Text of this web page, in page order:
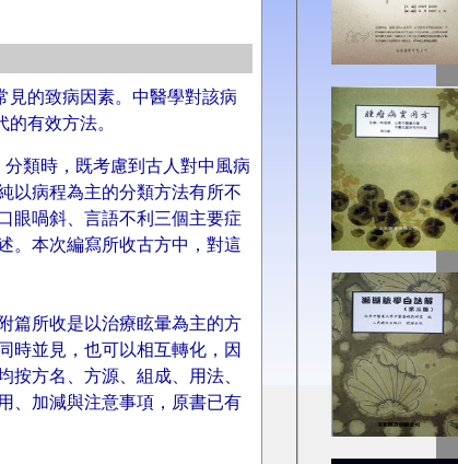
見的致病因素。中醫學對該病
有效方法。
類時，既考慮到古人對中風病
以病程為主的分類方法有所不
眼喎斜、言語不利三個主要症
。本次編寫所收古方中，對這
篇所收是以治療眩暈為主的方
時並見，也可以相互轉化，因
方名、方源、組成、用法、
、加減與注意事項，原書已有